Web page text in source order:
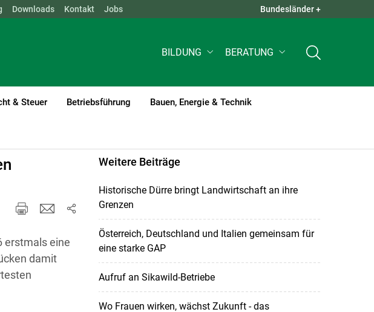
WIEN QUICK LINKS +
Downloads Kontakt Jobs Bundesländer +
BILDUNG BERATUNG
& Steuer Betriebsführung Bauen, Energie & Technik
erstmals eine
damit
Weitere Beiträge
Historische Dürre bringt Landwirtschaft an ihre
Grenzen
Österreich, Deutschland und Italien gemeinsam für
eine starke GAP
Aufruf an Sikawild-Betriebe
Wo Frauen wirken, wächst Zukunft - das